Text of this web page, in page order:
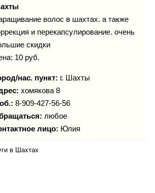
Инфо
Карты
волос в шахтах. а также
и перекапсулирование. очень
скидки
10 руб.
нас. пункт: г. Шахты
хомякова 8
8-909-427-56-56
любое
лицо: Юлия
в Шахтах